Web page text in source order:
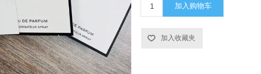
加入购物车
加入收藏夹